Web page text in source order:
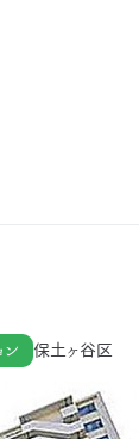
ン 保土ヶ谷区